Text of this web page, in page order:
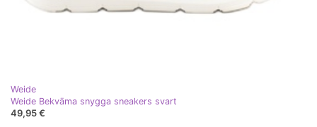
Weide
Weide Bekväma snygga sneakers svart
49,95 €